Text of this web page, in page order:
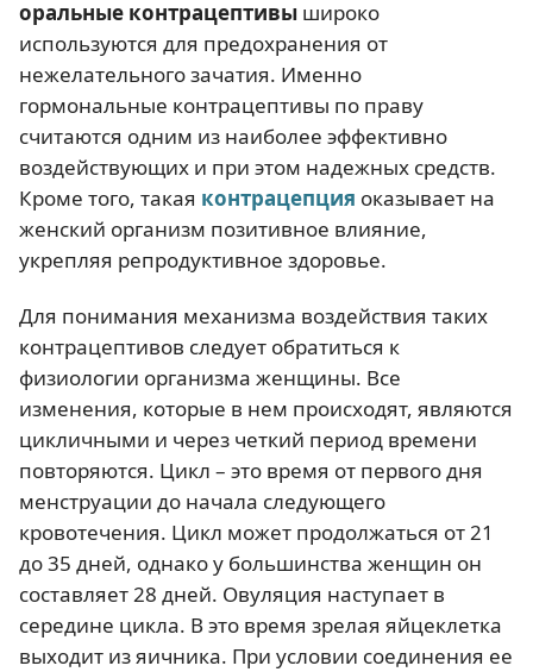
оральные контрацептивы широко
используются для предохранения от
нежелательного зачатия. Именно
гормональные контрацептивы по праву
считаются одним из наиболее эффективно
воздействующих и при этом надежных средств.
Кроме того, такая контрацепция оказывает на
женский организм позитивное влияние,
укрепляя репродуктивное здоровье.
Для понимания механизма воздействия таких
контрацептивов следует обратиться к
физиологии организма женщины. Все
изменения, которые в нем происходят, являются
цикличными и через четкий период времени
повторяются. Цикл – это время от первого дня
менструации до начала следующего
кровотечения. Цикл может продолжаться от 21
до 35 дней, однако у большинства женщин он
составляет 28 дней. Овуляция наступает в
середине цикла. В это время зрелая яйцеклетка
выходит из яичника. При условии соединения ее